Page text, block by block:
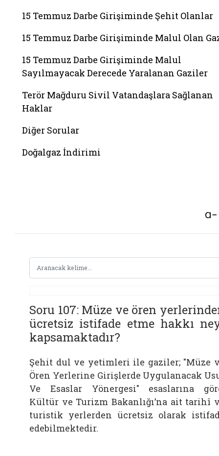
15 Temmuz Darbe Girişiminde Şehit Olanlar
15 Temmuz Darbe Girişiminde Malul Olan
15 Temmuz Darbe Girişiminde Malul
Sayılmayacak Derecede Yaralanan Gaziler
Terör Mağduru Sivil Vatandaşlara Sağlanan
Haklar
Diğer Sorular
Doğalgaz İndirimi
Soru 107: Müze ve ören
ücretsiz istifade etme hakkı
kapsamaktadır?
Şehit dul ve yetimleri ile gaziler; "Müze
Ören Yerlerine Girişlerde Uygulanacak
Ve Esaslar Yönergesi" esaslarına
Kültür ve Turizm Bakanlığı’na ait tarihî
turistik yerlerden ücretsiz olarak
edebilmektedir.